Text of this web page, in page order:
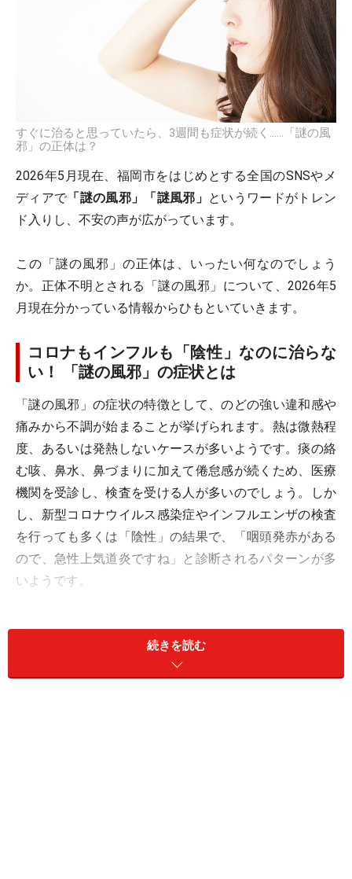
すぐに治ると思っていたら、3週間も症状が続く……「謎の風
邪」の正体は？
2026年5月現在、福岡市をはじめとする全国のSNSやメ
ディアで 「謎の風邪」「謎風邪」 というワードがトレン
ド入りし、不安の声が広がっています。
この「謎の風邪」の正体は、いったい何なのでしょう
か。正体不明とされる「謎の風邪」について、2026年5
月現在分かっている情報からひもといていきます。
コロナもインフルも「陰性」なのに治らな
い！ 「謎の風邪」の症状とは
「謎の風邪」の症状の特徴として、のどの強い違和感や
痛みから不調が始まることが挙げられます。熱は微熱程
度、あるいは発熱しないケースが多いようです。痰の絡
む咳、鼻水、鼻づまりに加えて倦怠感が続くため、医療
機関を受診し、検査を受ける人が多いのでしょう。しか
し、新型コロナウイルス感染症やインフルエンザの検査
を行っても多くは「陰性」の結果で、「咽頭発赤がある
ので、急性上気道炎ですね」と診断されるパターンが多
いようです。
ば治るだろう」と自己判断したものの、想像以上に症状
が長引き、不安になっている人もいるでしょう。風邪の
続きを読む